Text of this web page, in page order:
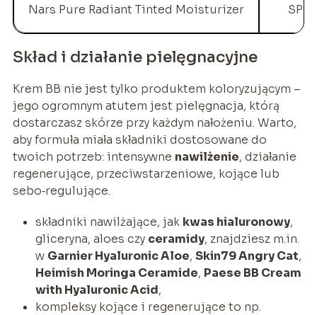
Nars Pure Radiant Tinted Moisturizer SPF
Skład i działanie pielęgnacyjne
Krem BB nie jest tylko produktem koloryzującym –
jego ogromnym atutem jest pielęgnacja, którą
dostarczasz skórze przy każdym nałożeniu. Warto,
aby formuła miała składniki dostosowane do
twoich potrzeb: intensywne nawilżenie, działanie
regenerujące, przeciwstarzeniowe, kojące lub
sebo‑regulujące.
składniki nawilżające, jak kwas hialuronowy,
gliceryna, aloes czy ceramidy, znajdziesz m.in.
w Garnier Hyaluronic Aloe, Skin79 Angry Cat,
Heimish Moringa Ceramide, Paese BB Cream
with Hyaluronic Acid,
kompleksy kojące i regenerujące to np.